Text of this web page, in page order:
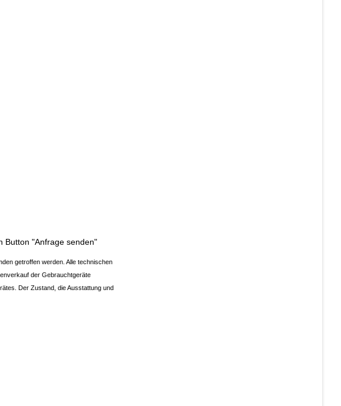
Button "Anfrage senden"
getroffen werden. Alle technischen
der Gebrauchtgeräte
Der Zustand, die Ausstattung und